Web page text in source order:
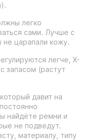
легко
сами. Лучше с
не царапали кожу.
легче, X-
запасом (растут
давит на
найдёте ремни и
не подведут.
материалу, типу